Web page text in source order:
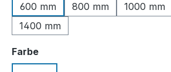
600 mm
800 mm 1000 mm
1400 mm
Farbeauswählen